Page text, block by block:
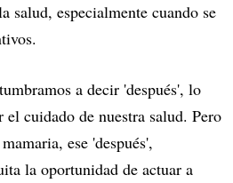
salud, especialmente cuando se
a decir 'después', lo
el cuidado de nuestra salud. Pero
ese 'después',
la oportunidad de actuar a